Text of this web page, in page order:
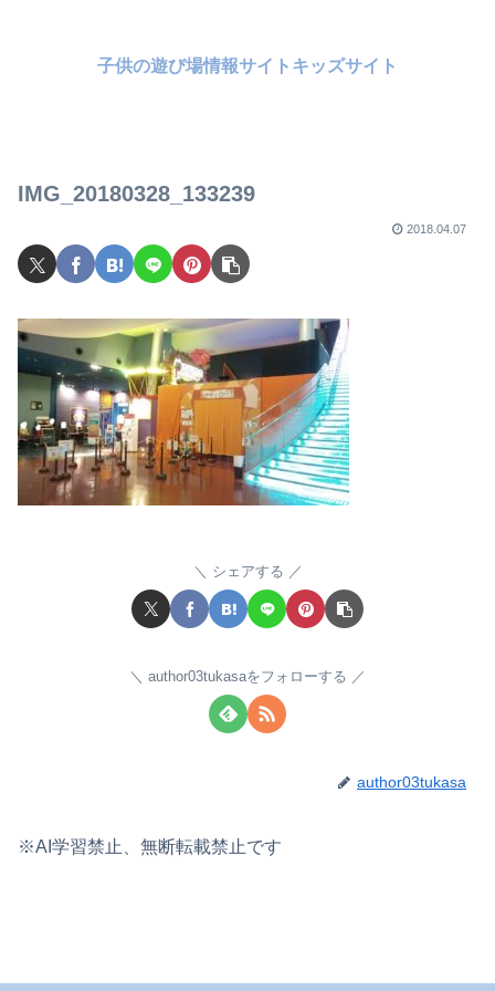
子供の遊び場情報サイトキッズサイト
IMG_20180328_133239
2018.04.07
シェアする
author03tukasaをフォローする
author03tukasa
※AI学習禁止、無断転載禁止です